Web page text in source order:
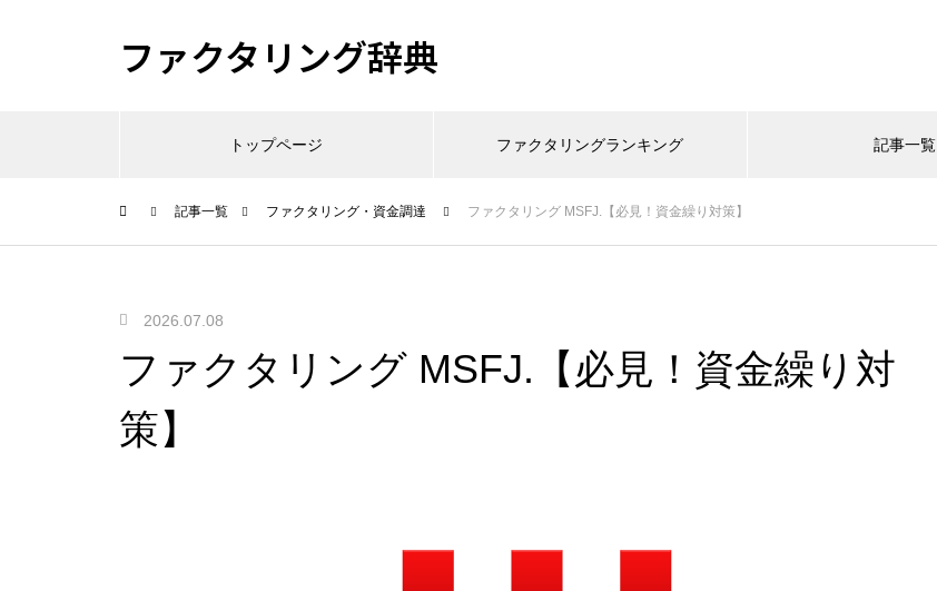
ファクタリング辞典
トップページ ファクタリングランキング 記事一覧
記事一覧 ファクタリング・資金調達 ファクタリング MSFJ.【必見！資金繰り対策】
2026.07.08
ファクタリング MSFJ.【必見！資金繰り対
策】